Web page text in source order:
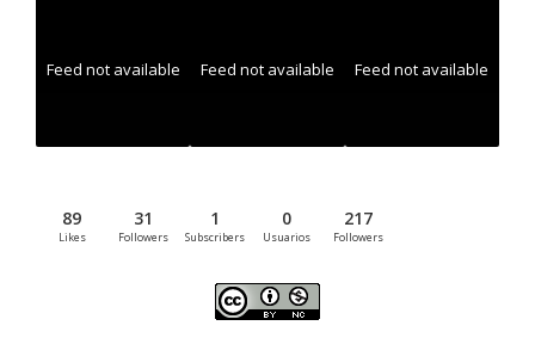
Feed not available Feed not available Feed not available
89
Likes
31
Followers
1
Subscribers
0
Usuarios
217
Followers